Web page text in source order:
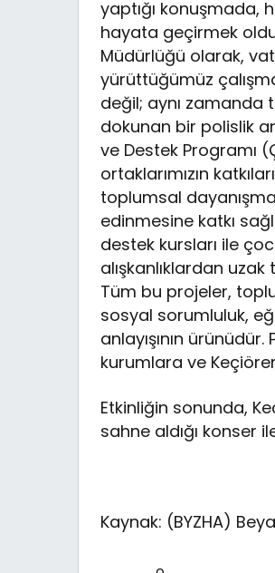
yaptığı konuşmada,
hayata geçirmek
Müdürlüğü olarak,
yürüttüğümüz
değil; aynı zamanda
dokunan bir polislik
ve Destek Programı
ortaklarımızın
toplumsal
edinmesine katkı
destek kursları ile
alışkanlıklardan
Tüm bu projeler,
sosyal sorumluluk,
anlayışının
kurumlara ve
Etkinliğin sonunda,
sahne aldığı konser
Kaynak: (BYZHA)